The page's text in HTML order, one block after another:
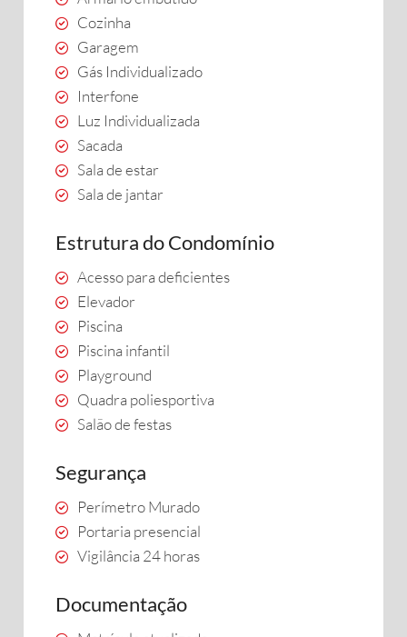
Cozinha
Garagem
Gás Individualizado
Interfone
Luz Individualizada
Sacada
Sala de estar
Sala de jantar
Estrutura do Condomínio
Acesso para deficientes
Elevador
Piscina
Piscina infantil
Playground
Quadra poliesportiva
Salão de festas
Segurança
Perímetro Murado
Portaria presencial
Vigilância 24 horas
Documentação